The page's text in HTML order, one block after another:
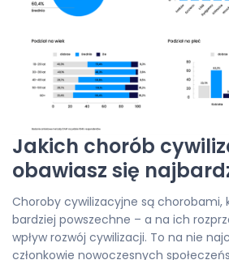
Jakich chorób
obawiasz się
Choroby cywilizacyjne są chorobami,
bardziej powszechne – a na ich
wpływ rozwój cywilizacji. To na nie
członkowie nowoczesnych